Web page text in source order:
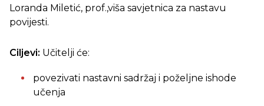
Loranda Miletić, prof.,viša savjetnica za nastavu
povijesti.
Ciljevi: Učitelji će:
povezivati nastavni sadržaj i poželjne ishode
učenja